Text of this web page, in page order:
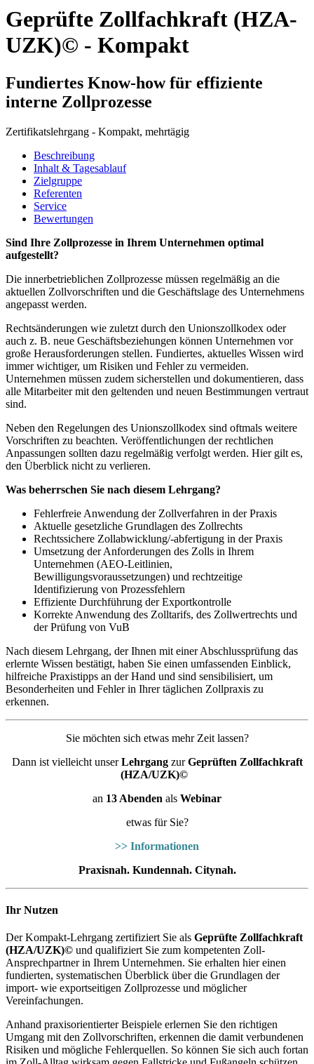
Geprüfte Zollfachkraft (HZA-
UZK)© - Kompakt
Fundiertes Know-how für effiziente
interne Zollprozesse
Zertifikatslehrgang - Kompakt, mehrtägig
Beschreibung
Inhalt & Tagesablauf
Zielgruppe
Referenten
Service
Bewertungen
Sind Ihre Zollprozesse in Ihrem Unternehmen optimal
aufgestellt?
Die innerbetrieblichen Zollprozesse müssen regelmäßig an die
aktuellen Zollvorschriften und die Geschäftslage des Unternehmens
angepasst werden.
Rechtsänderungen wie zuletzt durch den Unionszollkodex oder
auch z. B. neue Geschäftsbeziehungen können Unternehmen vor
große Herausforderungen stellen. Fundiertes, aktuelles Wissen wird
immer wichtiger, um Risiken und Fehler zu vermeiden.
Unternehmen müssen zudem sicherstellen und dokumentieren, dass
alle Mitarbeiter mit den geltenden und neuen Bestimmungen vertraut
sind.
Neben den Regelungen des Unionszollkodex sind oftmals weitere
Vorschriften zu beachten. Veröffentlichungen der rechtlichen
Anpassungen sollten dazu regelmäßig verfolgt werden. Hier gilt es,
den Überblick nicht zu verlieren.
Was beherrschen Sie nach diesem Lehrgang?
Fehlerfreie Anwendung der Zollverfahren in der Praxis
Aktuelle gesetzliche Grundlagen des Zollrechts
Rechtssichere Zollabwicklung/-abfertigung in der Praxis
Umsetzung der Anforderungen des Zolls in Ihrem
Unternehmen (AEO-Leitlinien,
Bewilligungsvoraussetzungen) und rechtzeitige
Identifizierung von Prozessfehlern
Effiziente Durchführung der Exportkontrolle
Korrekte Anwendung des Zolltarifs, des Zollwertrechts und
der Prüfung von VuB
Nach diesem Lehrgang, der Ihnen mit einer Abschlussprüfung das
erlernte Wissen bestätigt, haben Sie einen umfassenden Einblick,
hilfreiche Praxistipps an der Hand und sind sensibilisiert, um
Besonderheiten und Fehler in Ihrer täglichen Zollpraxis zu
erkennen.
Sie möchten sich etwas mehr Zeit lassen?
Dann ist vielleicht unserLehrgang zurGeprüften Zollfachkraft
(HZA/UZK)©
an 13 Abenden als Webinar
etwas für Sie?
>> Informationen
Praxisnah. Kundennah. Citynah.
Ihr Nutzen
Der Kompakt-Lehrgang zertifiziert Sie als Geprüfte Zollfachkraft
(HZA/UZK)© und qualifiziert Sie zum kompetenten Zoll-
Ansprechpartner in Ihrem Unternehmen. Sie erhalten hier einen
fundierten, systematischen Überblick über die Grundlagen der
import- wie exportseitigen Zollprozesse und möglicher
Vereinfachungen.
Anhand praxisorientierter Beispiele erlernen Sie den richtigen
Umgang mit den Zollvorschriften, erkennen die damit verbundenen
Risiken und mögliche Fehlerquellen. So können Sie sich auch fortan